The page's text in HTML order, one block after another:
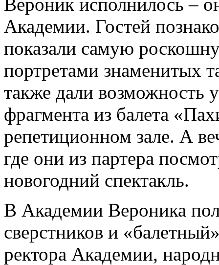
Академии. Гостей
показали самую
портретами знаменитых
также дали возможность
фрагмента из балета
репетиционном зале. А
где они из партера
новогодний спектакль.
В Академии Вероника
сверстников и
ректора Академии,